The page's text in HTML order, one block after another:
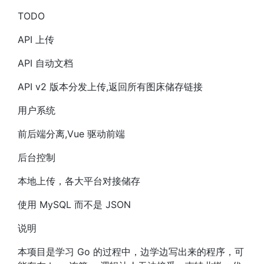
TODO
API 上传
API 自动文档
API v2 版本分发上传,返回所有图床储存链接
用户系统
前后端分离,Vue 驱动前端
后台控制
本地上传，各大平台对接储存
使用 MySQL 而不是 JSON
说明
本项目是学习 Go 的过程中，边学边写出来的程序，可